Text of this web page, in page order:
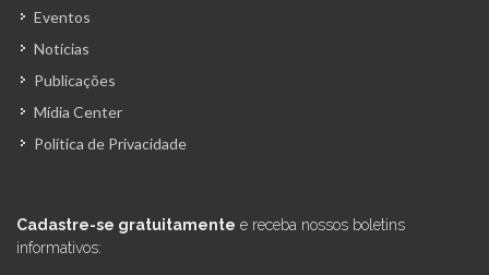
Eventos
Notícias
Publicações
Mídia Center
Política de Privacidade
Cadastre-se gratuitamente e receba nossos boletins
informativos: